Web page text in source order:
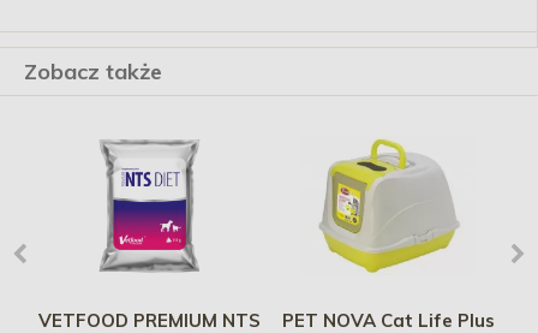
Zobacz także
VETFOOD PREMIUM NTS
PET NOVA Cat Life Plus